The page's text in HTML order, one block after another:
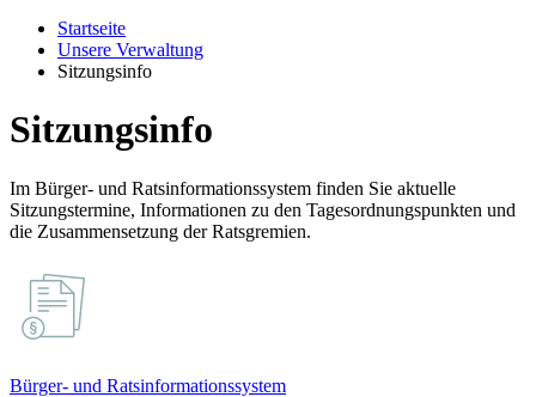
Startseite
Unsere Verwaltung
Sitzungsinfo
Sitzungsinfo
Im Bürger- und Ratsinformationssystem finden Sie aktuelle
Sitzungstermine, Informationen zu den Tagesordnungspunkten und
die Zusammensetzung der Ratsgremien.
Bürger- und Ratsinformationssystem